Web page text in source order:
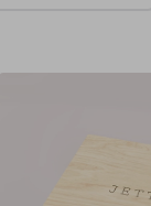
memory